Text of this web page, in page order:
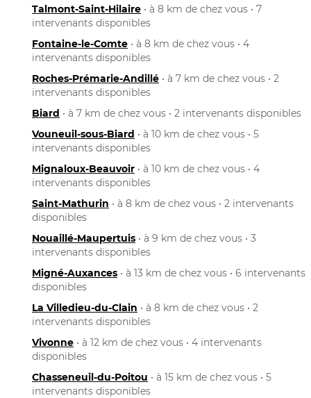
Talmont-Saint-Hilaire • à 8 km de chez vous • 7
intervenants disponibles
Fontaine-le-Comte • à 8 km de chez vous • 4
intervenants disponibles
Roches-Prémarie-Andillé • à 7 km de chez vous • 2
intervenants disponibles
Biard • à 7 km de chez vous • 2 intervenants disponibles
Vouneuil-sous-Biard • à 10 km de chez vous • 5
intervenants disponibles
Mignaloux-Beauvoir • à 10 km de chez vous • 4
intervenants disponibles
Saint-Mathurin • à 8 km de chez vous • 2 intervenants
disponibles
Nouaillé-Maupertuis • à 9 km de chez vous • 3
intervenants disponibles
Migné-Auxances • à 13 km de chez vous • 6 intervenants
disponibles
La Villedieu-du-Clain • à 8 km de chez vous • 2
intervenants disponibles
Vivonne • à 12 km de chez vous • 4 intervenants
disponibles
Chasseneuil-du-Poitou • à 15 km de chez vous • 5
intervenants disponibles